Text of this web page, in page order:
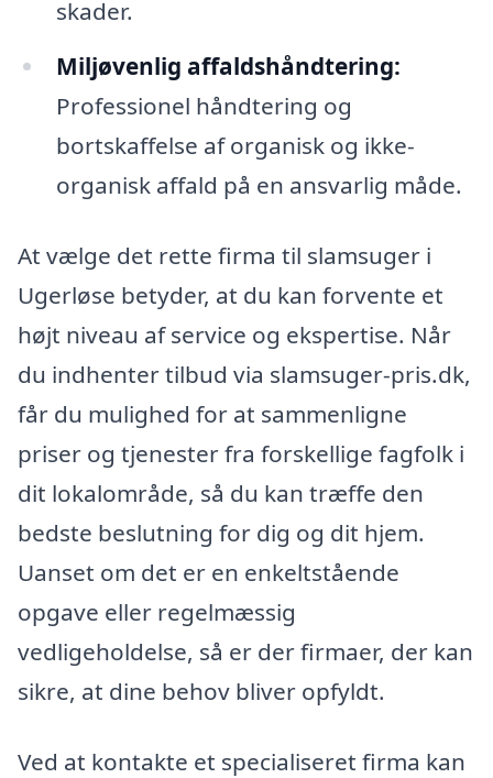
skader.
Miljøvenlig affaldshåndtering:
Professionel håndtering og
bortskaffelse af organisk og ikke-
organisk affald på en ansvarlig måde.
At vælge det rette firma til slamsuger i
Ugerløse betyder, at du kan forvente et
højt niveau af service og ekspertise. Når
du indhenter tilbud via slamsuger-pris.dk,
får du mulighed for at sammenligne
priser og tjenester fra forskellige fagfolk i
dit lokalområde, så du kan træffe den
bedste beslutning for dig og dit hjem.
Uanset om det er en enkeltstående
opgave eller regelmæssig
vedligeholdelse, så er der firmaer, der kan
sikre, at dine behov bliver opfyldt.
Ved at kontakte et specialiseret firma kan